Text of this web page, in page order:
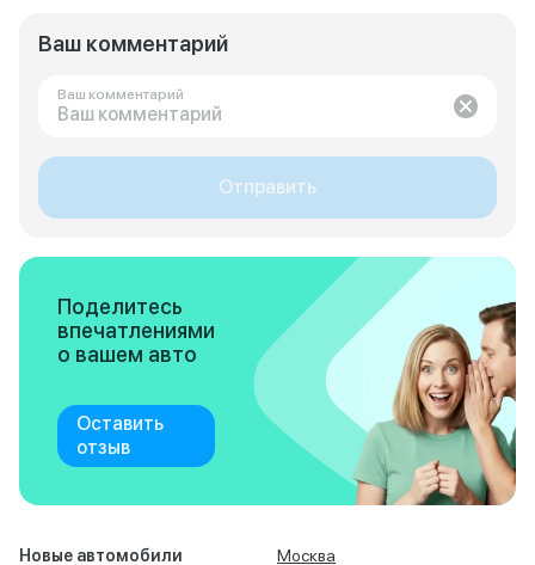
Ваш комментарий
Ваш комментарий
Отправить
Поделитесь
впечатлениями
о вашем авто
Оставить
отзыв
Новые автомобили
Москва